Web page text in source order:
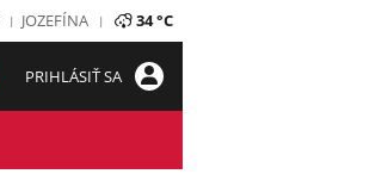
JOZEFÍNA 34 °C
PRIHLÁSIŤ SA